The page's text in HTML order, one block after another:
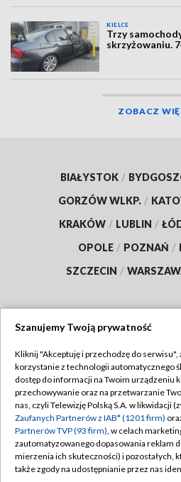
KIELCE
Trzy
skrzyżowaniu.
ZOBACZ
BIAŁYSTOK /
GORZÓW WLKP. /
KRAKÓW / LUBLIN /
OPOLE / POZNAŃ /
SZCZECIN /
TVP
Abonament TVP
Emisja w TVP
Centrum informacji TVP
Naziemna Telewizja Cyfrowa
Regulamin
Polityka
Moje
Pomoc
Szanujemy Twoją prywatność
Kliknij "Akceptuję i przechodzę do serwisu",
korzystanie z technologii automatycznego
dostęp do informacji na Twoim urządzeniu
przechowywanie oraz na przetwarzanie
nas, czyli Telewizję Polską S.A. w likwidacji
Zaufanych Partnerów z IAB* (1201 firm)
Partnerów TVP (93 firm), w celach
zautomatyzowanego dopasowania reklam
mierzenia ich skuteczności) i pozostałych,
także zgody na udostępnianie przez nas